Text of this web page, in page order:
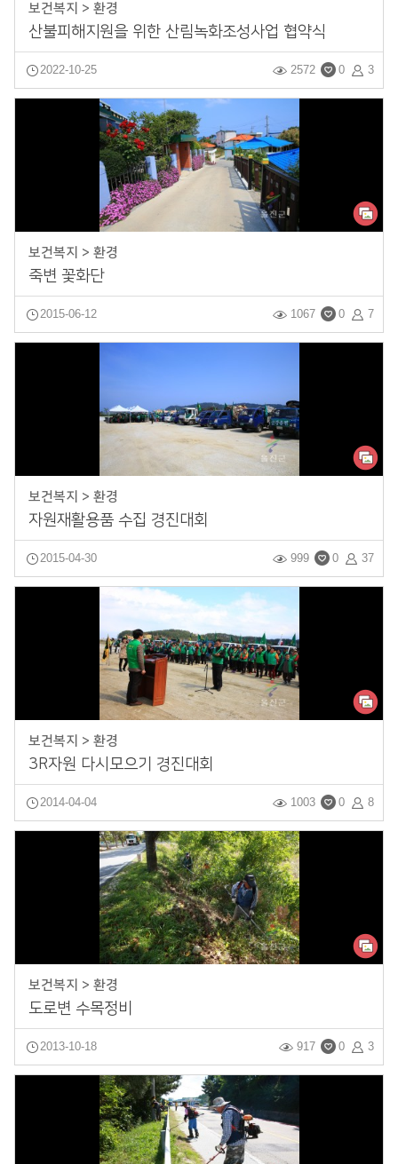
보건복지 > 환경
산불피해지원을 위한 산림녹화조성사업 협약식
2022-10-25 3
0
2572
보건복지 > 환경
죽변 꽃화단
2015-06-12 7
0
1067
보건복지 > 환경
자원재활용품 수집 경진대회
2015-04-30 37
0
999
보건복지 > 환경
3R자원 다시모으기 경진대회
2014-04-04 8
0
1003
보건복지 > 환경
도로변 수목정비
2013-10-18 3
0
917